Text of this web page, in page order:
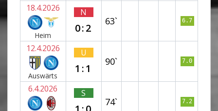
18.4.2026
Heim
N
0:2
63` 6.7
12.4.2026
Auswärts
U
1:1
90` 7.0
6.4.2026 S
74` 7.2